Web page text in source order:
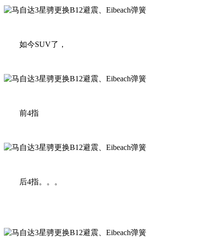
如今SUV了，
前4指
后4指。。。